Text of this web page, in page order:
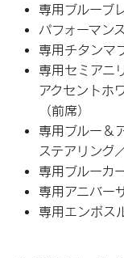
専用ブルーブ
パフォーマン
専用チタンマ
専用セミアニ
アクセントホ
（前席）
専用ブルー＆
ステアリング
専用ブルーカ
専用アニバー
専用エンボス